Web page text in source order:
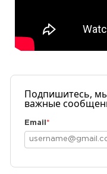
Подпишитесь,
важные
Email *